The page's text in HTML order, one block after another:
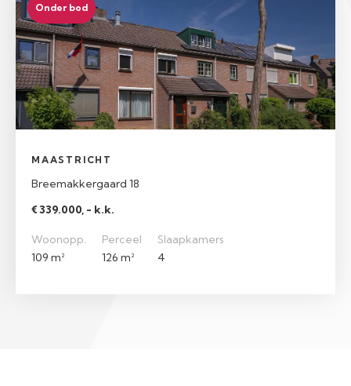
Onder bod
MAASTRICHT
Breemakkergaard 18
€ 339.000, - k.k.
Woonopp.
109 m²
Perceel
126 m²
Slaapkamers
4